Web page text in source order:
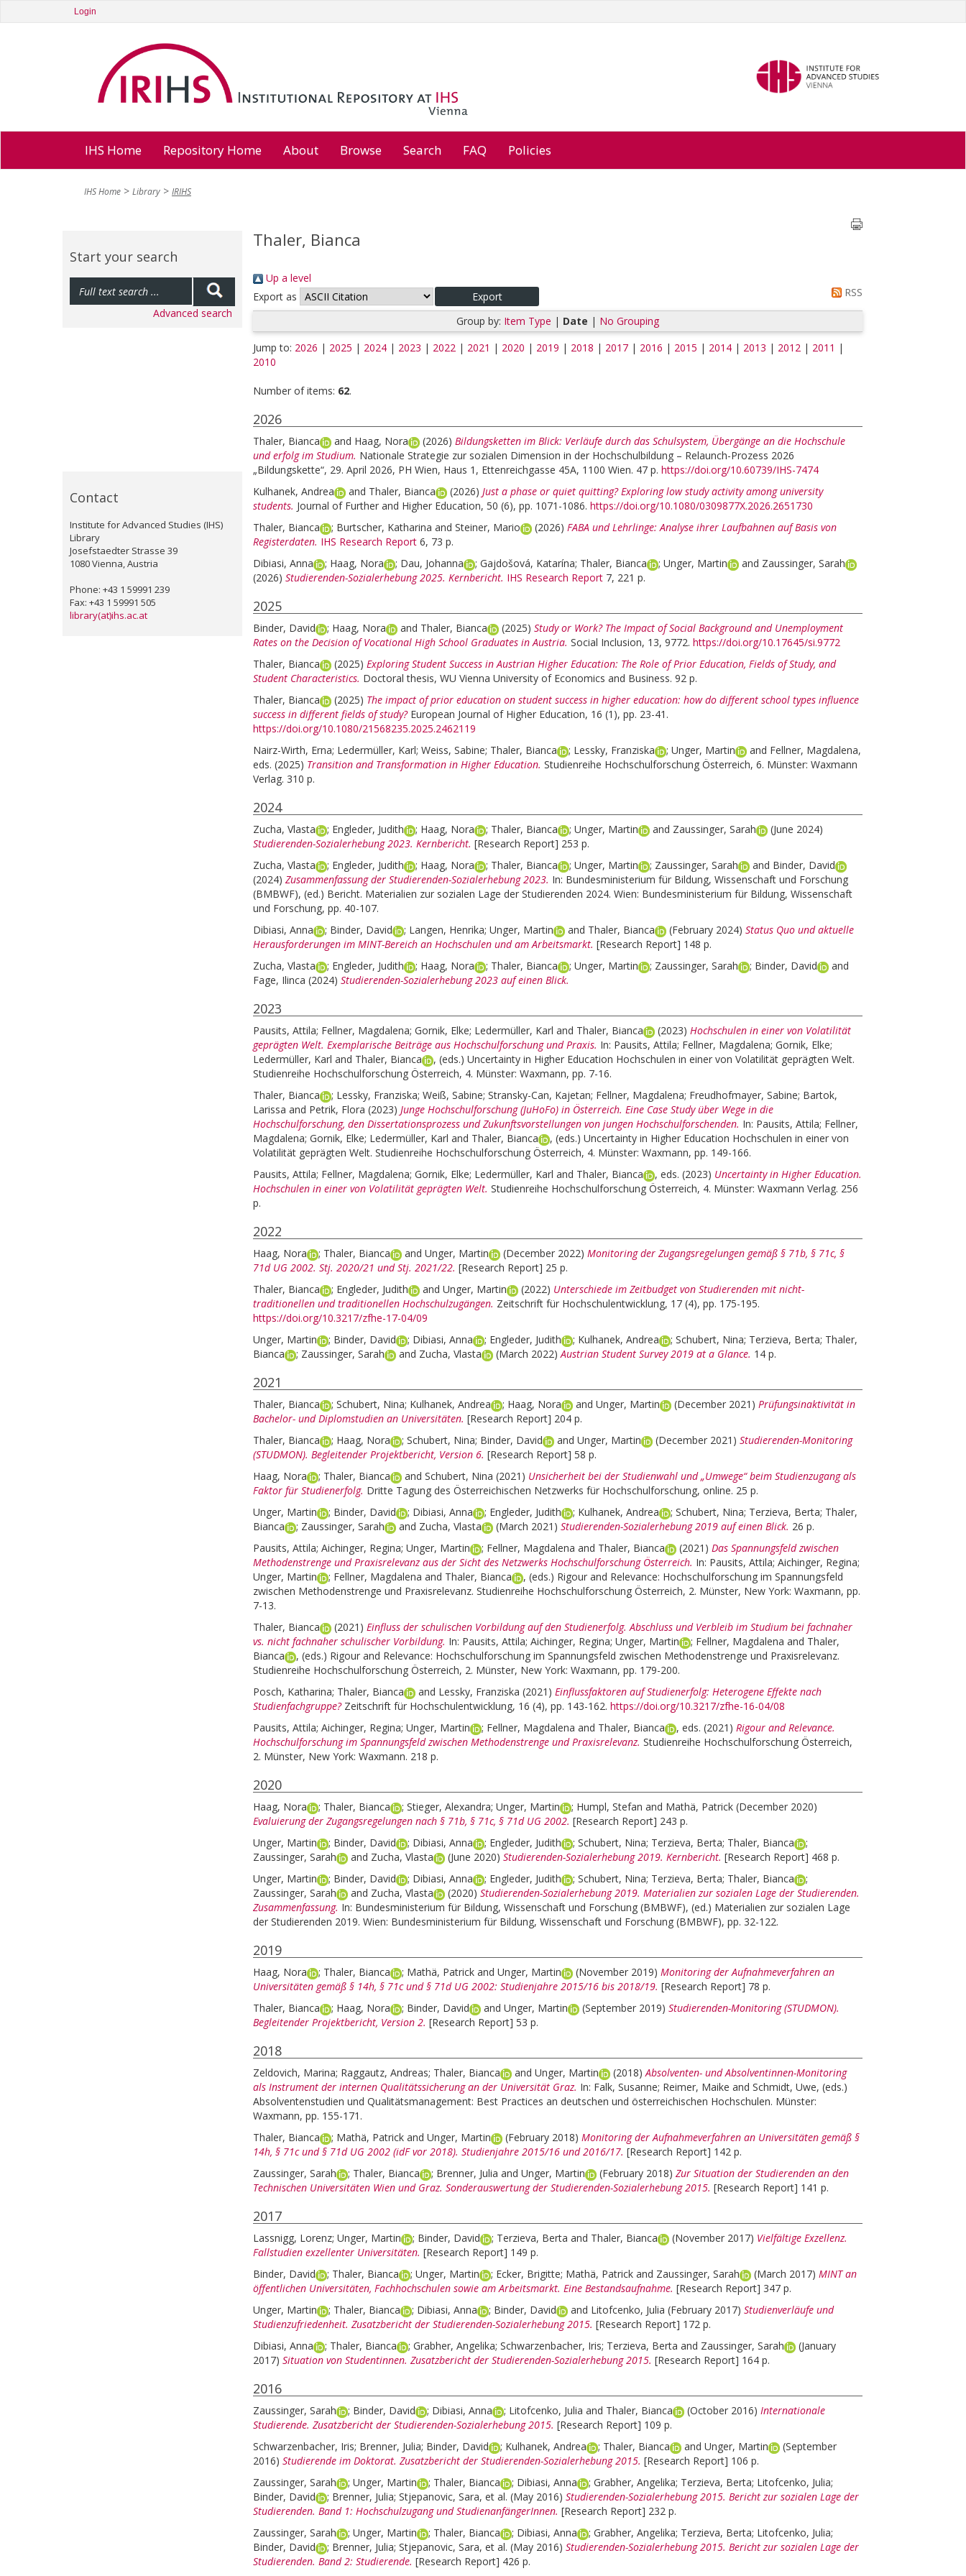
Login
IHS Home Repository Home About Browse Search FAQ Policies
IHS Home Library IRIHS
Start your search
Advanced search
Contact
Institute for Advanced Studies (IHS)
Library
Josefstaedter Strasse 39
1080 Vienna, Austria
Phone: +43 1 59991 239
Fax: +43 1 59991 505
library(at)ihs.ac.at
Thaler, Bianca
Up a level
Export as
RSS
Group by: Item Type | Date | No Grouping
Jump to: 2026 | 2025 | 2024 | 2023 | 2022 | 2021 | 2020 | 2019 | 2018 | 2017 | 2016 | 2015 | 2014 | 2013 | 2012 | 2011 |
2010
Number of items: 62.
2026
Thaler, Bianca and Haag, Nora (2026) Bildungsketten im Blick: Verläufe durch das Schulsystem, Übergänge an die Hochschule
und erfolg im Studium. Nationale Strategie zur sozialen Dimension in der Hochschulbildung – Relaunch-Prozess 2026
„Bildungskette“, 29. April 2026, PH Wien, Haus 1, Ettenreichgasse 45A, 1100 Wien. 47 p. https://doi.org/10.60739/IHS-7474
Kulhanek, Andrea
and Thaler, Bianca (2026) Just a phase or quiet quitting? Exploring low study activity among university
students. Journal of Further and Higher Education, 50 (6), pp. 1071-1086. https://doi.org/10.1080/0309877X.2026.2651730
Thaler, Bianca
; Burtscher, Katharina and Steiner, Mario (2026) FABA und Lehrlinge: Analyse ihrer Laufbahnen auf Basis von
Registerdaten. IHS Research Report 6, 73 p.
Dibiasi, Anna
; Haag, Nora ; Dau, Johanna ; Gajdošová, Katarína; Thaler, Bianca ; Unger, Martin and Zaussinger, Sarah
(2026) Studierenden-Sozialerhebung 2025. Kernbericht. IHS Research Report 7, 221 p.
2025
Binder, David ; Haag, Nora and Thaler, Bianca (2025) Study or Work? The Impact of Social Background and Unemployment
Rates on the Decision of Vocational High School Graduates in Austria. Social Inclusion, 13, 9772. https://doi.org/10.17645/si.9772
Thaler, Bianca
(2025) Exploring Student Success in Austrian Higher Education: The Role of Prior Education, Fields of Study, and
Student Characteristics. Doctoral thesis, WU Vienna University of Economics and Business. 92 p.
Thaler, Bianca
(2025) The impact of prior education on student success in higher education: how do different school types influence
success in different fields of study? European Journal of Higher Education, 16 (1), pp. 23-41.
https://doi.org/10.1080/21568235.2025.2462119
Nairz-Wirth, Erna; Ledermüller, Karl; Weiss, Sabine; Thaler, Bianca ; Lessky, Franziska ; Unger, Martin and Fellner, Magdalena,
eds. (2025) Transition and Transformation in Higher Education. Studienreihe Hochschulforschung Österreich, 6. Münster: Waxmann
Verlag. 310 p.
2024
Zucha, Vlasta ; Engleder, Judith ; Haag, Nora ; Thaler, Bianca ; Unger, Martin and Zaussinger, Sarah
(June 2024)
Studierenden-Sozialerhebung 2023. Kernbericht. [Research Report] 253 p.
Zucha, Vlasta
; Engleder, Judith ; Haag, Nora ; Thaler, Bianca ; Unger, Martin ; Zaussinger, Sarah and Binder, David
(2024) Zusammenfassung der Studierenden-Sozialerhebung 2023. In: Bundesministerium für Bildung, Wissenschaft und Forschung
(BMBWF), (ed.) Bericht. Materialien zur sozialen Lage der Studierenden 2024. Wien: Bundesministerium für Bildung, Wissenschaft
und Forschung, pp. 40-107.
Dibiasi, Anna
; Binder, David ; Langen, Henrika; Unger, Martin and Thaler, Bianca (February 2024) Status Quo und aktuelle
Herausforderungen im MINT-Bereich an Hochschulen und am Arbeitsmarkt. [Research Report] 148 p.
Zucha, Vlasta
; Engleder, Judith ; Haag, Nora ; Thaler, Bianca ; Unger, Martin ; Zaussinger, Sarah ; Binder, David
and
Fage, Ilinca (2024) Studierenden-Sozialerhebung 2023 auf einen Blick.
2023
Pausits, Attila; Fellner, Magdalena; Gornik, Elke; Ledermüller, Karl and Thaler, Bianca (2023) Hochschulen in einer von Volatilität
geprägten Welt. Exemplarische Beiträge aus Hochschulforschung und Praxis. In: Pausits, Attila; Fellner, Magdalena; Gornik, Elke;
Ledermüller, Karl and Thaler, Bianca , (eds.) Uncertainty in Higher Education Hochschulen in einer von Volatilität geprägten Welt.
Studienreihe Hochschulforschung Österreich, 4. Münster: Waxmann, pp. 7-16.
Thaler, Bianca
; Lessky, Franziska; Weiß, Sabine; Stransky-Can, Kajetan; Fellner, Magdalena; Freudhofmayer, Sabine; Bartok,
Larissa and Petrik, Flora (2023) Junge Hochschulforschung (JuHoFo) in Österreich. Eine Case Study über Wege in die
Hochschulforschung, den Dissertationsprozess und Zukunftsvorstellungen von jungen Hochschulforschenden. In: Pausits, Attila; Fellner,
Magdalena; Gornik, Elke; Ledermüller, Karl and Thaler, Bianca , (eds.) Uncertainty in Higher Education Hochschulen in einer von
Volatilität geprägten Welt. Studienreihe Hochschulforschung Österreich, 4. Münster: Waxmann, pp. 149-166.
Pausits, Attila; Fellner, Magdalena; Gornik, Elke; Ledermüller, Karl and Thaler, Bianca , eds. (2023) Uncertainty in Higher Education.
Hochschulen in einer von Volatilität geprägten Welt. Studienreihe Hochschulforschung Österreich, 4. Münster: Waxmann Verlag. 256
p.
2022
Haag, Nora ; Thaler, Bianca and Unger, Martin (December 2022) Monitoring der Zugangsregelungen gemäß § 71b, § 71c, §
71d UG 2002. Stj. 2020/21 und Stj. 2021/22. [Research Report] 25 p.
Thaler, Bianca
; Engleder, Judith and Unger, Martin (2022) Unterschiede im Zeitbudget von Studierenden mit nicht-
traditionellen und traditionellen Hochschulzugängen. Zeitschrift für Hochschulentwicklung, 17 (4), pp. 175-195.
https://doi.org/10.3217/zfhe-17-04/09
Unger, Martin
; Binder, David ; Dibiasi, Anna ; Engleder, Judith ; Kulhanek, Andrea ; Schubert, Nina; Terzieva, Berta; Thaler,
Bianca
; Zaussinger, Sarah and Zucha, Vlasta (March 2022)Austrian Student Survey 2019 at a Glance. 14 p.
2021
Thaler, Bianca ; Schubert, Nina; Kulhanek, Andrea ; Haag, Nora and Unger, Martin (December 2021) Prüfungsinaktivität in
Bachelor- und Diplomstudien an Universitäten. [Research Report] 204 p.
Thaler, Bianca
; Haag, Nora ; Schubert, Nina; Binder, David and Unger, Martin (December 2021) Studierenden-Monitoring
(STUDMON). Begleitender Projektbericht, Version 6. [Research Report] 58 p.
Haag, Nora
; Thaler, Bianca and Schubert, Nina (2021) Unsicherheit bei der Studienwahl und „Umwege“ beim Studienzugang als
Faktor für Studienerfolg. Dritte Tagung des Österreichischen Netzwerks für Hochschulforschung, online. 25 p.
Unger, Martin
; Binder, David ; Dibiasi, Anna ; Engleder, Judith ; Kulhanek, Andrea ; Schubert, Nina; Terzieva, Berta; Thaler,
Bianca
; Zaussinger, Sarah and Zucha, Vlasta (March 2021) Studierenden-Sozialerhebung 2019 auf einen Blick. 26 p.
Pausits, Attila; Aichinger, Regina; Unger, Martin ; Fellner, Magdalena and Thaler, Bianca (2021) Das Spannungsfeld zwischen
Methodenstrenge und Praxisrelevanz aus der Sicht des Netzwerks Hochschulforschung Österreich. In: Pausits, Attila; Aichinger, Regina;
Unger, Martin
; Fellner, Magdalena and Thaler, Bianca , (eds.) Rigour and Relevance: Hochschulforschung im Spannungsfeld
zwischen Methodenstrenge und Praxisrelevanz. Studienreihe Hochschulforschung Österreich, 2. Münster, New York: Waxmann, pp.
7-13.
Thaler, Bianca
(2021) Einfluss der schulischen Vorbildung auf den Studienerfolg. Abschluss und Verbleib im Studium bei fachnaher
vs. nicht fachnaher schulischer Vorbildung. In: Pausits, Attila; Aichinger, Regina; Unger, Martin ; Fellner, Magdalena and Thaler,
Bianca
, (eds.) Rigour and Relevance: Hochschulforschung im Spannungsfeld zwischen Methodenstrenge und Praxisrelevanz.
Studienreihe Hochschulforschung Österreich, 2. Münster, New York: Waxmann, pp. 179-200.
Posch, Katharina; Thaler, Bianca and Lessky, Franziska (2021) Einflussfaktoren auf Studienerfolg: Heterogene Effekte nach
Studienfachgruppe? Zeitschrift für Hochschulentwicklung, 16 (4), pp. 143-162. https://doi.org/10.3217/zfhe-16-04/08
Pausits, Attila; Aichinger, Regina; Unger, Martin ; Fellner, Magdalena and Thaler, Bianca , eds. (2021) Rigour and Relevance.
Hochschulforschung im Spannungsfeld zwischen Methodenstrenge und Praxisrelevanz. Studienreihe Hochschulforschung Österreich,
2. Münster, New York: Waxmann. 218 p.
2020
Haag, Nora ; Thaler, Bianca ; Stieger, Alexandra; Unger, Martin ; Humpl, Stefan and Mathä, Patrick (December 2020)
Evaluierung der Zugangsregelungen nach § 71b, § 71c, § 71d UG 2002. [Research Report] 243 p.
Unger, Martin
; Binder, David ; Dibiasi, Anna ; Engleder, Judith ; Schubert, Nina; Terzieva, Berta; Thaler, Bianca
;
Zaussinger, Sarah
and Zucha, Vlasta (June 2020) Studierenden-Sozialerhebung 2019. Kernbericht. [Research Report] 468 p.
Unger, Martin
; Binder, David ; Dibiasi, Anna ; Engleder, Judith ; Schubert, Nina; Terzieva, Berta; Thaler, Bianca
;
Zaussinger, Sarah
and Zucha, Vlasta (2020) Studierenden-Sozialerhebung 2019. Materialien zur sozialen Lage der Studierenden.
Zusammenfassung. In: Bundesministerium für Bildung, Wissenschaft und Forschung (BMBWF), (ed.) Materialien zur sozialen Lage
der Studierenden 2019. Wien: Bundesministerium für Bildung, Wissenschaft und Forschung (BMBWF), pp. 32-122.
2019
Haag, Nora ; Thaler, Bianca ; Mathä, Patrick and Unger, Martin (November 2019) Monitoring der Aufnahmeverfahren an
Universitäten gemäß § 14h, § 71c und § 71d UG 2002: Studienjahre 2015/16 bis 2018/19. [Research Report] 78 p.
Thaler, Bianca
; Haag, Nora ; Binder, David and Unger, Martin (September 2019) Studierenden-Monitoring (STUDMON).
Begleitender Projektbericht, Version 2. [Research Report] 53 p.
2018
Zeldovich, Marina; Raggautz, Andreas; Thaler, Bianca and Unger, Martin (2018)Absolventen- und Absolventinnen-Monitoring
als Instrument der internen Qualitätssicherung an der Universität Graz. In: Falk, Susanne; Reimer, Maike and Schmidt, Uwe, (eds.)
Absolventenstudien und Qualitätsmanagement: Best Practices an deutschen und österreichischen Hochschulen. Münster:
Waxmann, pp. 155-171.
Thaler, Bianca
; Mathä, Patrick and Unger, Martin (February 2018) Monitoring der Aufnahmeverfahren an Universitäten gemäß §
14h, § 71c und § 71d UG 2002 (idF vor 2018). Studienjahre 2015/16 und 2016/17. [Research Report] 142 p.
Zaussinger, Sarah
; Thaler, Bianca ; Brenner, Julia and Unger, Martin (February 2018) Zur Situation der Studierenden an den
Technischen Universitäten Wien und Graz. Sonderauswertung der Studierenden-Sozialerhebung 2015. [Research Report] 141 p.
2017
Lassnigg, Lorenz; Unger, Martin ; Binder, David ; Terzieva, Berta and Thaler, Bianca (November 2017) Vielfältige Exzellenz.
Fallstudien exzellenter Universitäten. [Research Report] 149 p.
Binder, David
; Thaler, Bianca ; Unger, Martin ; Ecker, Brigitte; Mathä, Patrick and Zaussinger, Sarah (March 2017) MINT an
öffentlichen Universitäten, Fachhochschulen sowie am Arbeitsmarkt. Eine Bestandsaufnahme. [Research Report] 347 p.
Unger, Martin
; Thaler, Bianca ; Dibiasi, Anna ; Binder, David and Litofcenko, Julia (February 2017) Studienverläufe und
Studienzufriedenheit. Zusatzbericht der Studierenden-Sozialerhebung 2015. [Research Report] 172 p.
Dibiasi, Anna
; Thaler, Bianca ; Grabher, Angelika; Schwarzenbacher, Iris; Terzieva, Berta and Zaussinger, Sarah
(January
2017) Situation von Studentinnen. Zusatzbericht der Studierenden-Sozialerhebung 2015. [Research Report] 164 p.
2016
Zaussinger, Sarah ; Binder, David ; Dibiasi, Anna ; Litofcenko, Julia and Thaler, Bianca (October 2016) Internationale
Studierende. Zusatzbericht der Studierenden-Sozialerhebung 2015. [Research Report] 109 p.
Schwarzenbacher, Iris; Brenner, Julia; Binder, David ; Kulhanek, Andrea ; Thaler, Bianca and Unger, Martin
(September
2016) Studierende im Doktorat. Zusatzbericht der Studierenden-Sozialerhebung 2015. [Research Report] 106 p.
Zaussinger, Sarah
; Unger, Martin ; Thaler, Bianca ; Dibiasi, Anna ; Grabher, Angelika; Terzieva, Berta; Litofcenko, Julia;
Binder, David
; Brenner, Julia; Stjepanovic, Sara, et al. (May 2016) Studierenden-Sozialerhebung 2015. Bericht zur sozialen Lage der
Studierenden. Band 1: Hochschulzugang und StudienanfängerInnen. [Research Report] 232 p.
Zaussinger, Sarah
; Unger, Martin ; Thaler, Bianca ; Dibiasi, Anna ; Grabher, Angelika; Terzieva, Berta; Litofcenko, Julia;
Binder, David
; Brenner, Julia; Stjepanovic, Sara, et al. (May 2016) Studierenden-Sozialerhebung 2015. Bericht zur sozialen Lage der
Studierenden. Band 2: Studierende. [Research Report] 426 p.